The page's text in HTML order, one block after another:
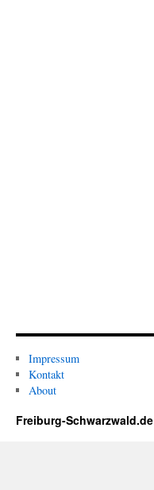
Impressum
Kontakt
About
Freiburg-Schwarzwald.de